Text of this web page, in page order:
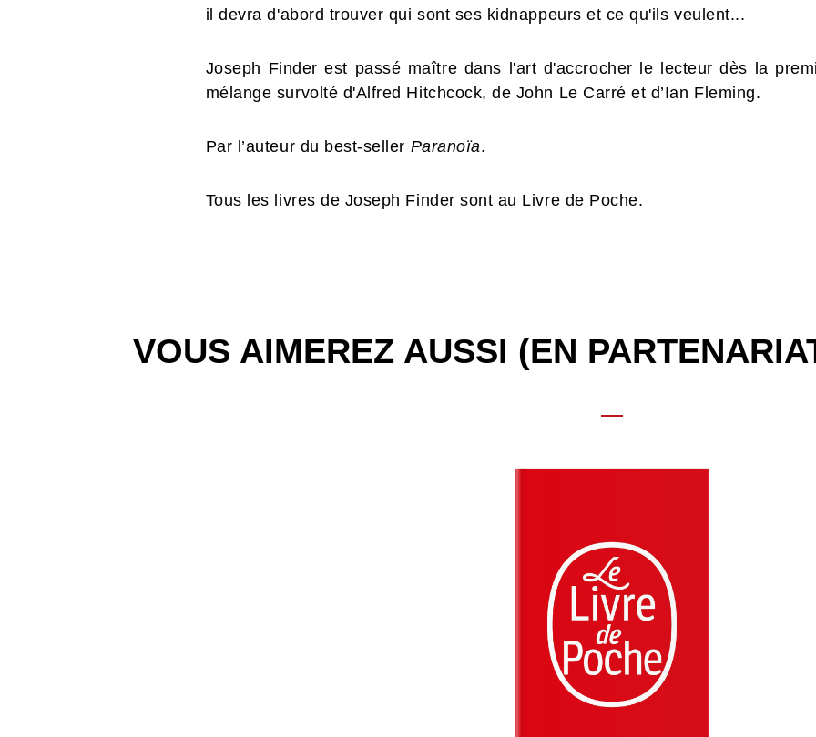
il devra d'abord trouver qui sont ses kidnappeurs et ce qu'ils veulent...
Joseph Finder est passé maître dans l'art d'accrocher le lecteur dès la
mélange survolté d'Alfred Hitchcock, de John Le Carré et d’Ian Fleming.
Par l’auteur du best-seller Paranoïa.
Tous les livres de Joseph Finder sont au Livre de Poche.
VOUS AIMEREZ AUSSI (EN